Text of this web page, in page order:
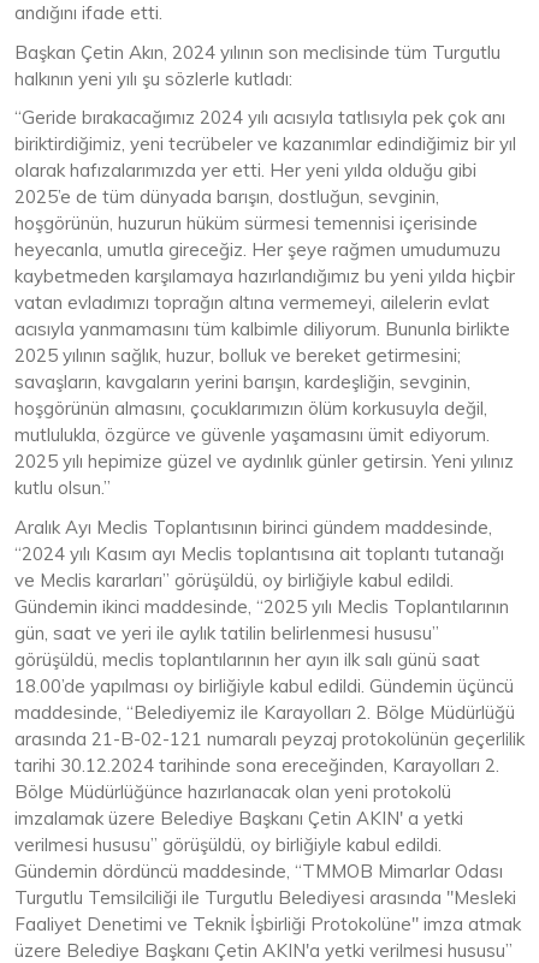
andığını ifade etti.
Başkan Çetin Akın, 2024 yılının son meclisinde tüm Turgutlu
halkının yeni yılı şu sözlerle kutladı:
“Geride bırakacağımız 2024 yılı acısıyla tatlısıyla pek çok anı
biriktirdiğimiz, yeni tecrübeler ve kazanımlar edindiğimiz bir yıl
olarak hafızalarımızda yer etti. Her yeni yılda olduğu gibi
2025’e de tüm dünyada barışın, dostluğun, sevginin,
hoşgörünün, huzurun hüküm sürmesi temennisi içerisinde
heyecanla, umutla gireceğiz. Her şeye rağmen umudumuzu
kaybetmeden karşılamaya hazırlandığımız bu yeni yılda hiçbir
vatan evladımızı toprağın altına vermemeyi, ailelerin evlat
acısıyla yanmamasını tüm kalbimle diliyorum. Bununla birlikte
2025 yılının sağlık, huzur, bolluk ve bereket getirmesini;
savaşların, kavgaların yerini barışın, kardeşliğin, sevginin,
hoşgörünün almasını, çocuklarımızın ölüm korkusuyla değil,
mutlulukla, özgürce ve güvenle yaşamasını ümit ediyorum.
2025 yılı hepimize güzel ve aydınlık günler getirsin. Yeni yılınız
kutlu olsun.”
Aralık Ayı Meclis Toplantısının birinci gündem maddesinde,
“2024 yılı Kasım ayı Meclis toplantısına ait toplantı tutanağı
ve Meclis kararları” görüşüldü, oy birliğiyle kabul edildi.
Gündemin ikinci maddesinde, “2025 yılı Meclis Toplantılarının
gün, saat ve yeri ile aylık tatilin belirlenmesi hususu”
görüşüldü, meclis toplantılarının her ayın ilk salı günü saat
18.00’de yapılması oy birliğiyle kabul edildi. Gündemin üçüncü
maddesinde, “Belediyemiz ile Karayolları 2. Bölge Müdürlüğü
arasında 21-B-02-121 numaralı peyzaj protokolünün geçerlilik
tarihi 30.12.2024 tarihinde sona ereceğinden, Karayolları 2.
Bölge Müdürlüğünce hazırlanacak olan yeni protokolü
imzalamak üzere Belediye Başkanı Çetin AKIN' a yetki
verilmesi hususu” görüşüldü, oy birliğiyle kabul edildi.
Gündemin dördüncü maddesinde, “TMMOB Mimarlar Odası
Turgutlu Temsilciliği ile Turgutlu Belediyesi arasında "Mesleki
Faaliyet Denetimi ve Teknik İşbirliği Protokolüne" imza atmak
üzere Belediye Başkanı Çetin AKIN'a yetki verilmesi hususu”